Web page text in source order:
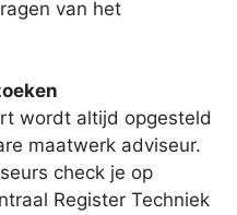
van het
wordt altijd opgesteld
maatwerk adviseur.
check je op
Register Techniek